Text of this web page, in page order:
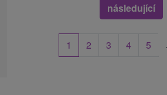
následující
1 2 3 4 5